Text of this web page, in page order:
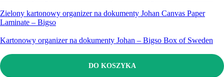
Zielony kartonowy organizer na dokumenty Johan Canvas Paper
Laminate – Bigso
Kartonowy organizer na dokumenty Johan – Bigso Box of Sweden
DO KOSZYKA